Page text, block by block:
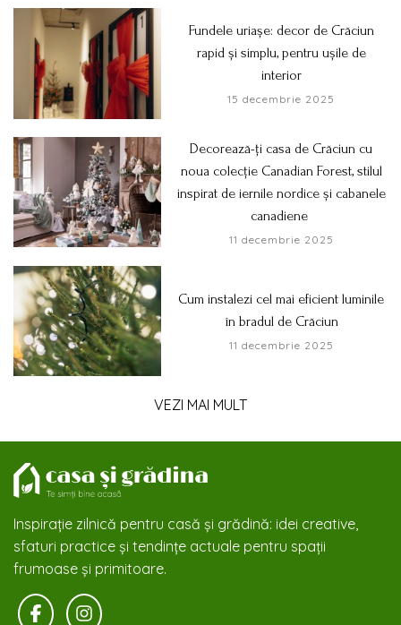
Fundele uriașe: decor de Crăciun
rapid și simplu, pentru ușile de
interior
15 decembrie 2025
Decorează-ți casa de Crăciun cu
noua colecție Canadian Forest, stilul
inspirat de iernile nordice și cabanele
canadiene
11 decembrie 2025
Cum instalezi cel mai eficient luminile
în bradul de Crăciun
11 decembrie 2025
VEZI MAI MULT
Inspirație zilnică pentru casă și grădină: idei creative,
sfaturi practice și tendințe actuale pentru spații
frumoase și primitoare.